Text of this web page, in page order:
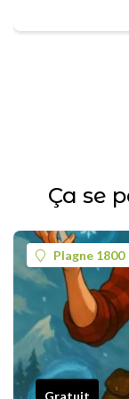
Ça se
Plagne 1800
Gratuit